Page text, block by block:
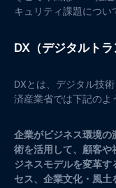
キュリティ課題につい
DX（デジタルト
DXとは、デジタル技
済産業省では下記のよ
企業がビジネス環境
術を活用して、顧客
ジネスモデルを変革
セス、企業文化・風